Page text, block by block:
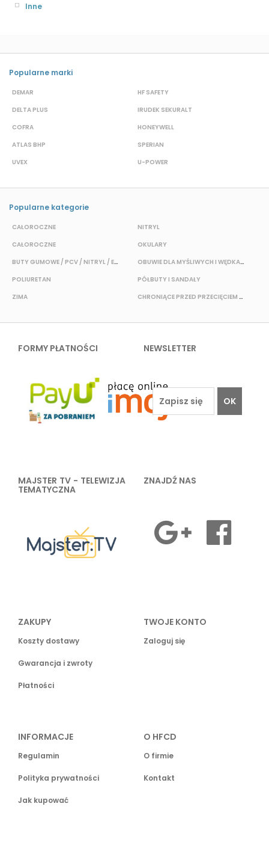
Inne
Popularne marki
DEMAR
DELTA PLUS
COFRA
ATLAS BHP
UVEX
HF SAFETY
IRUDEK SEKURALT
HONEYWELL
SPERIAN
U-POWER
Popularne kategorie
CAŁOROCZNE
CAŁOROCZNE
BUTY GUMOWE / PCV / NITRYL / EVA
POLIURETAN
ZIMA
NITRYL
OKULARY
OBUWIE DLA MYŚLIWYCH I WĘDKARZY
PÓŁBUTY I SANDAŁY
CHRONIĄCE PRZED PRZECIĘCIEM I PRZEKŁUCIEM
FORMY PŁATNOŚCI NEWSLETTER
OK
MAJSTER TV - TELEWIZJA
TEMATYCZNA
ZNAJDŹ NAS
ZAKUPY
Koszty dostawy
Gwarancja i zwroty
Płatności
TWOJE KONTO
Zaloguj się
INFORMACJE
Regulamin
Polityka prywatności
Jak kupować
O HFCD
O firmie
Kontakt